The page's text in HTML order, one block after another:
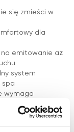
się zmieści w
dla
emitowanie aż
system
spa
wymaga